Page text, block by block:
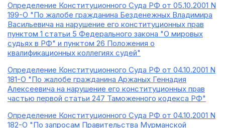
Определение Конституционного Суда РФ от 05.10.2001 N
199-О "По жалобе гражданина Безденежных Владимира
Васильевича на нарушение его конституционных прав
пунктом 1 статьи 5 Федерального закона "О мировых
судьях в РФ" и пунктом 26 Положения о
квалификационных коллегиях судей"
Определение Конституционного Суда РФ от 04.10.2001 N
181-О "По жалобе гражданина Аржаных Геннадия
Алексеевича на нарушение его конституционных прав
частью первой статьи 247 Таможенного кодекса РФ"
Определение Конституционного Суда РФ от 04.10.2001 N
182-О "По запросам Правительства Мурманской